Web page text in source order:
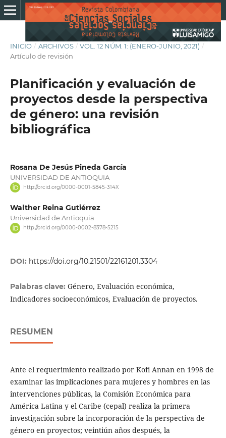
INICIO / ARCHIVOS / VOL. 12 NÚM. 1: (ENERO-JUNIO, 2021) /
Artículo de revisión
Planificación y evaluación de
proyectos desde la perspectiva
de género: una revisión
bibliográfica
Rosana De Jesús Pineda García
UNIVERSIDAD DE ANTIOQUIA
http://orcid.org/0000-0001-5845-314X
Walther Reina Gutiérrez
Universidad de Antioquia
http://orcid.org/0000-0002-8378-5215
DOI: https://doi.org/10.21501/22161201.3304
Palabras clave: Género, Evaluación económica,
Indicadores socioeconómicos, Evaluación de proyectos.
RESUMEN
Ante el requerimiento realizado por Kofi Annan en 1998 de
examinar las implicaciones para mujeres y hombres en las
intervenciones públicas, la Comisión Económica para
América Latina y el Caribe (cepal) realiza la primera
investigación sobre la incorporación de la perspectiva de
género en proyectos; veintiún años después, la